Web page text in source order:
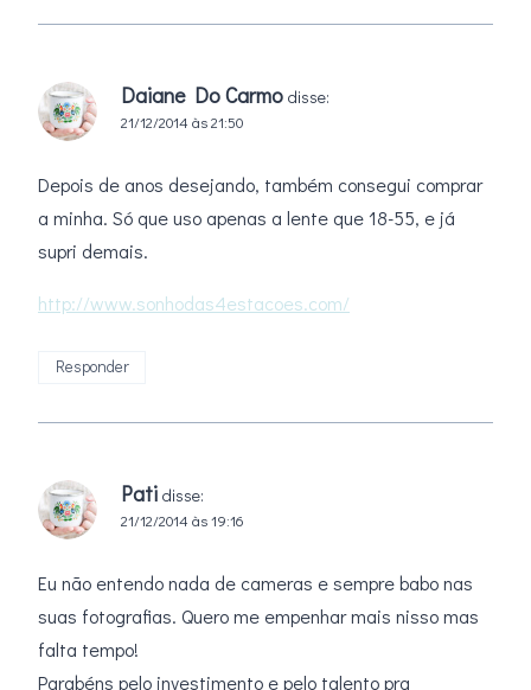
Daiane Do Carmo disse:
21/12/2014 às 21:50
Depois de anos desejando, também consegui comprar
a minha. Só que uso apenas a lente que 18-55, e já
supri demais.
http://www.sonhodas4estacoes.com/
Responder
Pati disse:
21/12/2014 às 19:16
Eu não entendo nada de cameras e sempre babo nas
suas fotografias. Quero me empenhar mais nisso mas
falta tempo!
Parabéns pelo investimento e pelo talento pra